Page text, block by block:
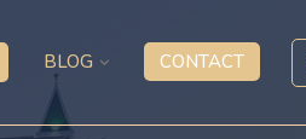
BLOG CONTACT